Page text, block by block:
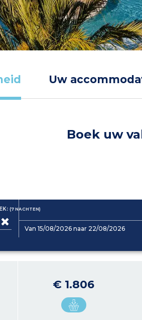
Uw
Boek uw
(7NACHTEN)
Van 15/08/2026 naar 22/08/2026
€ 1.806